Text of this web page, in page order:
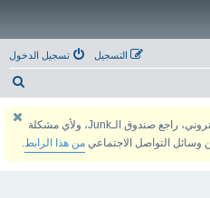
تسجيل الدخول التسجيل
يمكنك التسجيل والتفعيل عبر بريدك الالكتروني، راجع صندوق الـJunk، ولأي مشكلة
وسائل التواصل الاجتماعي من هذا الرابط.